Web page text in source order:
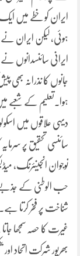
ایران کو خطے میں ایک
ہوئی، لیکن ایران نے
ایرانی سائنسدانوں
جانوں کا نذرانہ بھی
ہوا۔تعلیم کے شعبے
دیہی علاقوں میں
سائنسی تحقیق پر
نوجوان انجینئرنگ،
حب الوطنی کے جذبے کا
شناخت پر فخر کرتا
غیرت کا حصہ سمجھا
بھرپور شرکت اتحاد